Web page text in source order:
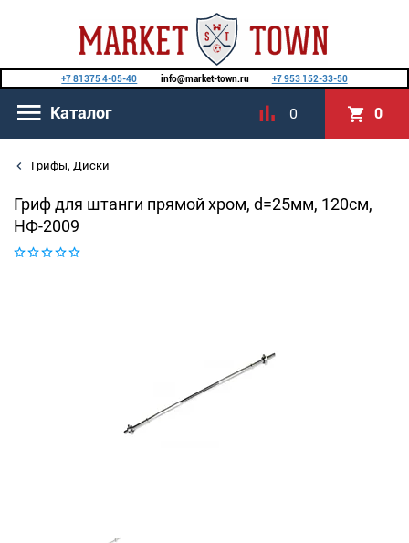
+7 81375 4-05-40 info@market-town.ru +7 953 152-33-50
Каталог 0 0
Грифы, Диски
Гриф для штанги прямой хром, d=25мм, 120см,
НФ-2009